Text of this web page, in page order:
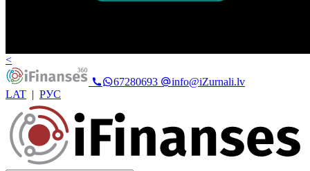
<
67280693
info@iZurnali.lv
LAT | РУС